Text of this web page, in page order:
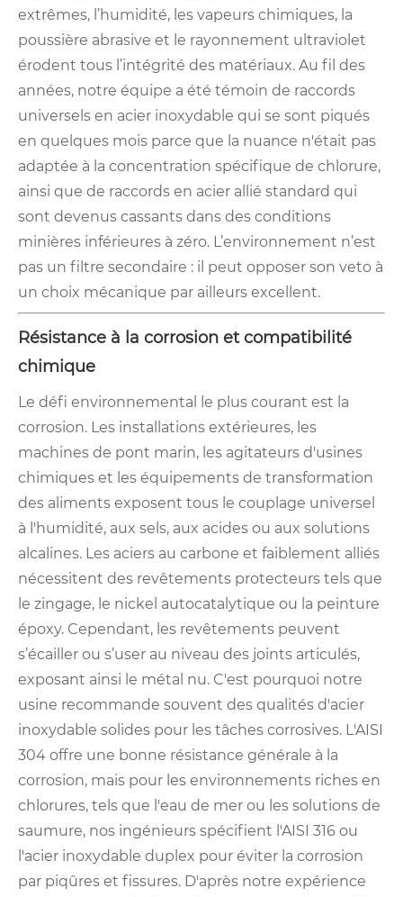
extrêmes, l’humidité, les vapeurs chimiques, la
poussière abrasive et le rayonnement ultraviolet
érodent tous l’intégrité des matériaux. Au fil des
années, notre équipe a été témoin de raccords
universels en acier inoxydable qui se sont piqués
en quelques mois parce que la nuance n'était pas
adaptée à la concentration spécifique de chlorure,
ainsi que de raccords en acier allié standard qui
sont devenus cassants dans des conditions
minières inférieures à zéro. L’environnement n’est
pas un filtre secondaire : il peut opposer son veto à
un choix mécanique par ailleurs excellent.
Résistance à la corrosion et compatibilité
chimique
Le défi environnemental le plus courant est la
corrosion. Les installations extérieures, les
machines de pont marin, les agitateurs d'usines
chimiques et les équipements de transformation
des aliments exposent tous le couplage universel
à l'humidité, aux sels, aux acides ou aux solutions
alcalines. Les aciers au carbone et faiblement alliés
nécessitent des revêtements protecteurs tels que
le zingage, le nickel autocatalytique ou la peinture
époxy. Cependant, les revêtements peuvent
s’écailler ou s’user au niveau des joints articulés,
exposant ainsi le métal nu. C'est pourquoi notre
usine recommande souvent des qualités d'acier
inoxydable solides pour les tâches corrosives. L'AISI
304 offre une bonne résistance générale à la
corrosion, mais pour les environnements riches en
chlorures, tels que l'eau de mer ou les solutions de
saumure, nos ingénieurs spécifient l'AISI 316 ou
l'acier inoxydable duplex pour éviter la corrosion
par piqûres et fissures. D'après notre expérience